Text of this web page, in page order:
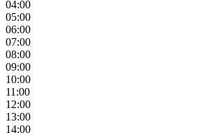
04:00
05:00
06:00
07:00
08:00
09:00
10:00
11:00
12:00
13:00
14:00